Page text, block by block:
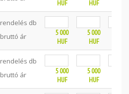
HUF
HUF
rendelés db
bruttó ár
5 000
HUF
5 000
HUF
rendelés db
bruttó ár
5 000
HUF
5 000
HUF